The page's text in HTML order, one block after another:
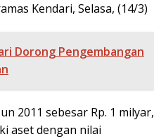
Kendari, Selasa, (14/3)
Dorong Pengembangan
2011 sebesar Rp. 1 milyar,
aset dengan nilai